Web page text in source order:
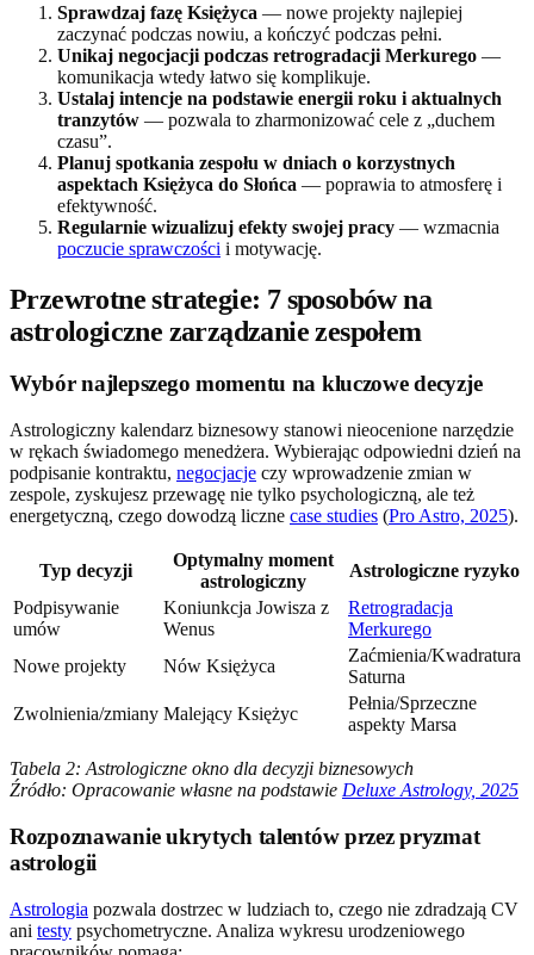
Sprawdzaj fazę Księżyca — nowe projekty najlepiej
zaczynać podczas nowiu, a kończyć podczas pełni.
Unikaj negocjacji podczas retrogradacji Merkurego —
komunikacja wtedy łatwo się komplikuje.
Ustalaj intencje na podstawie energii roku i aktualnych
tranzytów — pozwala to zharmonizować cele z „duchem
czasu”.
Planuj spotkania zespołu w dniach o korzystnych
aspektach Księżyca do Słońca — poprawia to atmosferę i
efektywność.
Regularnie wizualizuj efekty swojej pracy — wzmacnia
poczucie sprawczości i motywację.
Przewrotne strategie: 7 sposobów na
astrologiczne zarządzanie zespołem
Wybór najlepszego momentu na kluczowe decyzje
Astrologiczny kalendarz biznesowy stanowi nieocenione narzędzie
w rękach świadomego menedżera. Wybierając odpowiedni dzień na
podpisanie kontraktu, negocjacje czy wprowadzenie zmian w
zespole, zyskujesz przewagę nie tylko psychologiczną, ale też
energetyczną, czego dowodzą liczne case studies (Pro Astro, 2025).
Typ decyzji
Optymalny moment
astrologiczny
Astrologiczne ryzyko
Podpisywanie
umów
Koniunkcja Jowisza z
Wenus
Retrogradacja
Merkurego
Nowe projekty
Nów Księżyca
Zaćmienia/Kwadratura
Saturna
Zwolnienia/zmiany Malejący Księżyc
Pełnia/Sprzeczne
aspekty Marsa
Tabela 2: Astrologiczne okno dla decyzji biznesowych
Źródło: Opracowanie własne na podstawie Deluxe Astrology, 2025
Rozpoznawanie ukrytych talentów przez pryzmat
astrologii
Astrologia pozwala dostrzec w ludziach to, czego nie zdradzają CV
ani testy psychometryczne. Analiza wykresu urodzeniowego